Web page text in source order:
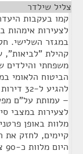
צליל שילדר
קמו בעקבות
לצעירות אימהות
במגזר השלישי.
קהילת "לביאות",
משפחתי והילדים
הביטוח הלאומי
להגיע
– עמותת על"ם
לצעירות במצבי
מלוות באופן
קיימים, לחזק את
היום מלוות כ-90 צעירות בשנה.